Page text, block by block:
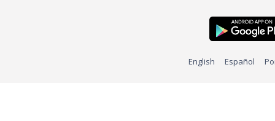
English Español